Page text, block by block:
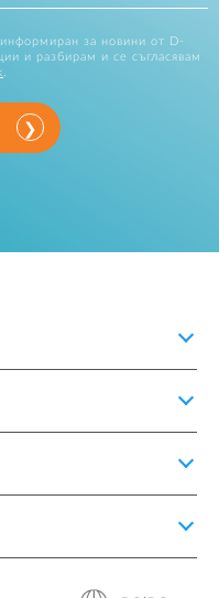
за новини от D-
и разбирам и се съгласявам